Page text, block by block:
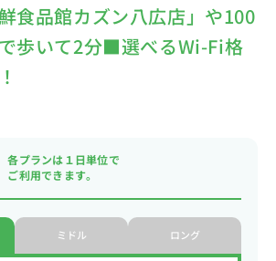
食品館カズン八広店」や100
歩いて2分■選べるWi-Fi格
各プランは１日単位で
ご利用できます。
ミドル ロング